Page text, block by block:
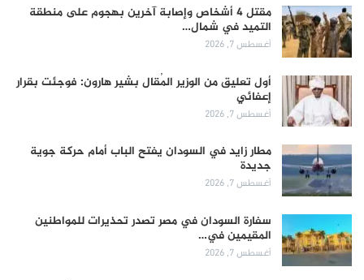
مقتل 4 أشخاص وإصابة آخرين بهجوم على منطقة
التميد في شمال…
أغسطس 7, 2026
أول تعليق من الوزير المُقال بشير هارون: فوجئت بقرار
إعفائي
أغسطس 7, 2026
مطار زايد في السودان يفتح الباب أمام حركة جوية
جديدة
أغسطس 7, 2026
سفارة السودان في مصر تصدر تحذيرات للمواطنين
المقيمين في…
أغسطس 7, 2026